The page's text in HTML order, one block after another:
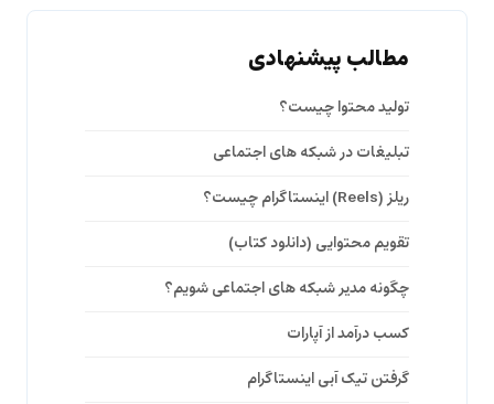
مطالب پیشنهادی
تولید محتوا چیست؟
تبلیغات در شبکه های اجتماعی
ریلز (Reels) اینستاگرام چیست؟
تقویم محتوایی (دانلود کتاب)
چگونه مدیر شبکه های اجتماعی شویم؟
کسب درآمد از آپارات
گرفتن تیک آبی اینستاگرام